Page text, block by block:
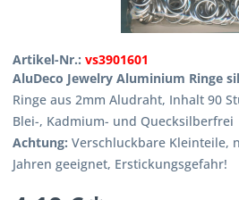
Artikel-Nr.:vs3901601
AluDeco Jewelry Aluminium Ringe
Ringe aus 2mm Aludraht, Inhalt 90
Blei-, Kadmium- und Quecksilberfrei
Achtung: Verschluckbare Kleinteile,
Jahren geeignet, Erstickungsgefahr!